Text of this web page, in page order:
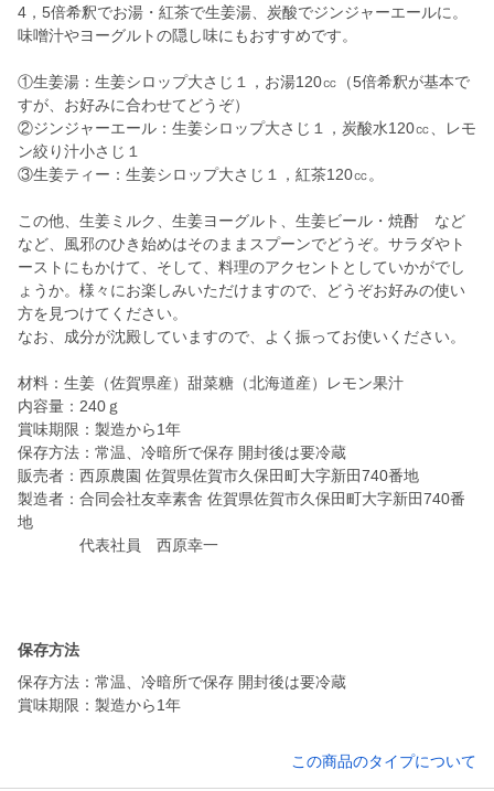
4，5倍希釈でお湯・紅茶で生姜湯、炭酸でジンジャーエールに。
味噌汁やヨーグルトの隠し味にもおすすめです。
①生姜湯：生姜シロップ大さじ１，お湯120㏄（5倍希釈が基本で
すが、お好みに合わせてどうぞ）
②ジンジャーエール：生姜シロップ大さじ１，炭酸水120㏄、レモ
ン絞り汁小さじ１
③生姜ティー：生姜シロップ大さじ１，紅茶120㏄。
この他、生姜ミルク、生姜ヨーグルト、生姜ビール・焼酎 など
など、風邪のひき始めはそのままスプーンでどうぞ。サラダやト
ーストにもかけて、そして、料理のアクセントとしていかがでし
ょうか。様々にお楽しみいただけますので、どうぞお好みの使い
方を見つけてください。
なお、成分が沈殿していますので、よく振ってお使いください。
材料：生姜（佐賀県産）甜菜糖（北海道産）レモン果汁
内容量：240ｇ
賞味期限：製造から1年
保存方法：常温、冷暗所で保存 開封後は要冷蔵
販売者：西原農園 佐賀県佐賀市久保田町大字新田740番地
製造者：合同会社友幸素舎 佐賀県佐賀市久保田町大字新田740番
地
代表社員 西原幸一
保存方法
保存方法：常温、冷暗所で保存 開封後は要冷蔵
賞味期限：製造から1年
この商品のタイプについて